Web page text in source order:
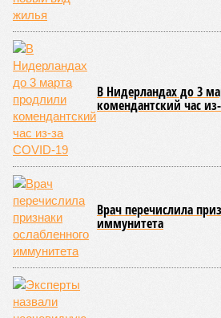
В Нидерландах до 3
комендантский час из-
Врач перечислила
иммунитета